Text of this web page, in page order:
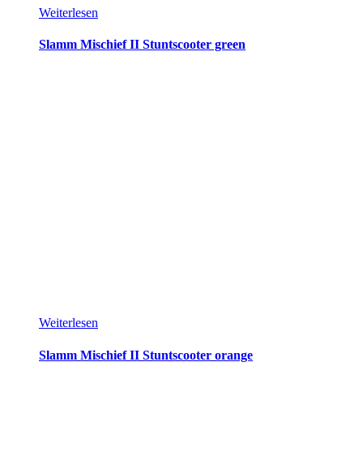
Weiterlesen
Slamm Mischief II Stuntscooter green
Weiterlesen
Slamm Mischief II Stuntscooter orange